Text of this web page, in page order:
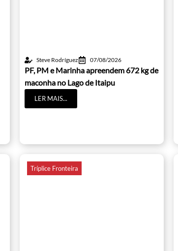
Steve Rodríguez 07/08/2026
PF, PM e Marinha apreendem 672 kg de
maconha no Lago de Itaipu
LER MAIS...
Tríplice Fronteira